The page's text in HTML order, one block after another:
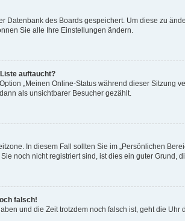
des Boards gespeichert. Um diese zu
Sie alle Ihre Einstellungen ändern.
auftaucht?
„Meinen Online-Status während dieser Sitzung
als unsichtbarer Besucher gezählt.
In diesem Fall sollten Sie im „Persönlichen
noch nicht registriert sind, ist dies ein guter Grund,
falsch!
und die Zeit trotzdem noch falsch ist, geht die